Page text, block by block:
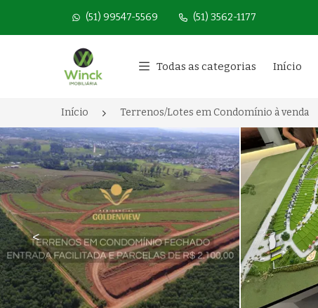
(51) 99547-5569 (51) 3562-1177
Página inicial
Todas as categorias Início
Início Terrenos/Lotes em Condomínio à venda
<